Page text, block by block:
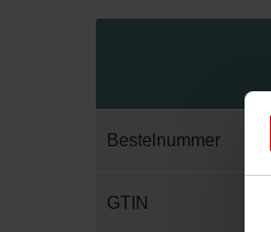
Bestelnummer
GTIN